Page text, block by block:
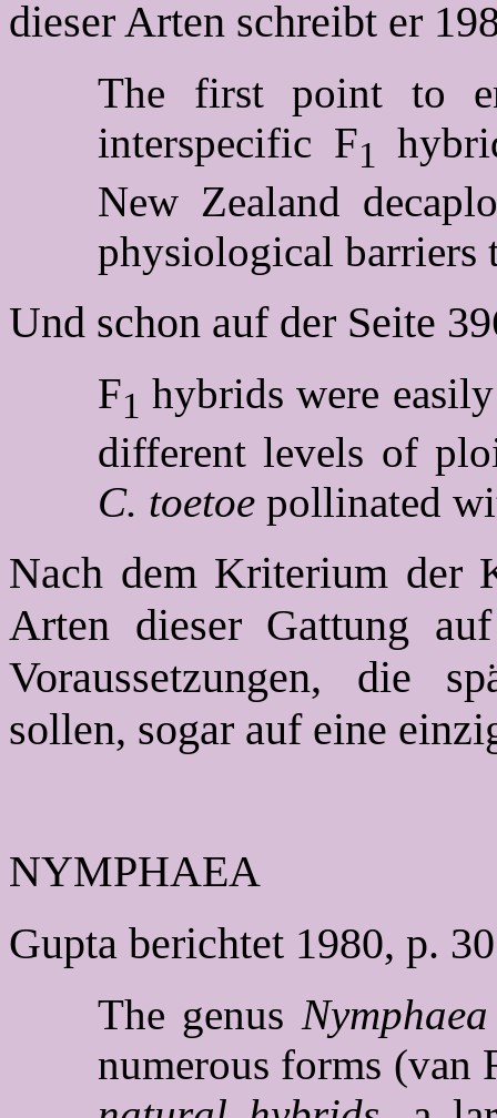
dieser Arten schreibt er
The first point to
interspecific F1
New Zealand
physiological barriers
Und schon auf der Seite
F1 hybrids were
different levels of
C. toetoe pollinated
Nach dem Kriterium der
Arten dieser Gattung
Voraussetzungen, die
sollen, sogar auf eine
NYMPHAEA
Gupta berichtet 1980, p.
The genus Nymphaea
numerous forms